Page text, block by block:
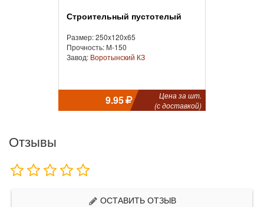
Строительный пустотелый
Размер: 250x120x65
Прочность: М-150
Завод: Воротынский КЗ
9.95
Цена за шт.
(с доставкой)
Отзывы
ОСТАВИТЬ ОТЗЫВ